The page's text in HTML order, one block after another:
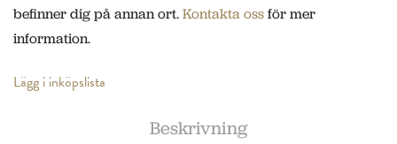
befinner dig på annan ort.Kontakta ossför mer
information.
Lägg i inköpslista
Beskrivning